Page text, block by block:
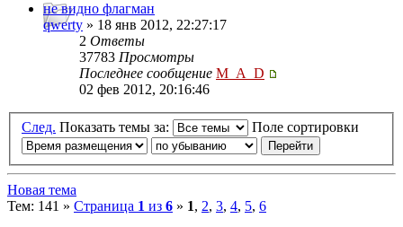
не видно флагман
qwerty » 18 янв 2012, 22:27:17
2 Ответы
37783 Просмотры
Последнее сообщение M_A_D
02 фев 2012, 20:16:46
След. Показать темы за: Поле сортировки
Новая тема
Тем: 141 » Страница 1 из 6 » 1, 2, 3, 4, 5, 6